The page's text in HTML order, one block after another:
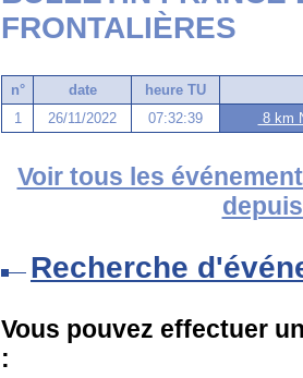
FRONTALIÈRES
n° date
heure TU
1
26/11/2022 07:32:39 8 km
Voir tous les
Recherche
Vous pouvez effectuer
: